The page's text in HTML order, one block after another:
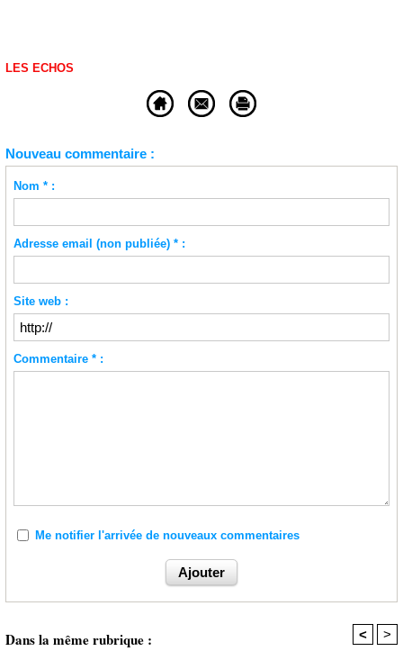
LES ECHOS
Nouveau commentaire :
Nom * :
Adresse email (non publiée) * :
Site web :
Commentaire * :
Me notifier l'arrivée de nouveaux commentaires
Dans la même rubrique : < >